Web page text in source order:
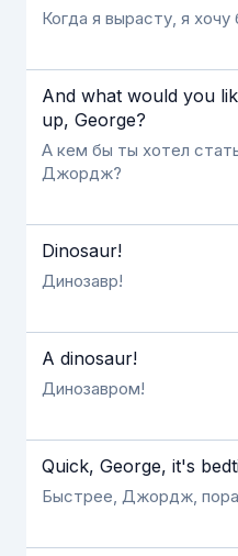
Когда я вырасту, я
And what would you
up, George?
А кем бы ты хотел
Джордж?
Dinosaur!
Динозавр!
A dinosaur!
Динозавром!
Quick, George, it's
Быстрее, Джордж, пора